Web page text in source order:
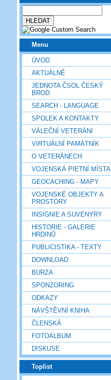
Menu
ÚVOD
AKTUÁLNĚ
JEDNOTA ČSOL ČESKÝ
BROD
SEARCH - LANGUAGE
SPOLEK A KONTAKTY
VÁLEČNÍ VETERÁNI
VIRTUÁLNÍ PAMÁTNÍK
O VETERÁNECH
VOJENSKÁ PIETNÍ MÍSTA
GEOCACHING - MAPY
VOJENSKÉ OBJEKTY A
PROSTORY
INSIGNIE A SUVENYRY
HISTORIE - GALERIE
HRDINŮ
PUBLICISTIKA - TEXTY
DOWNLOAD
BURZA
SPONZORING
ODKAZY
NÁVŠTĚVNÍ KNIHA
ČLENSKÁ
FOTOALBUM
DISKUSE
Toplist